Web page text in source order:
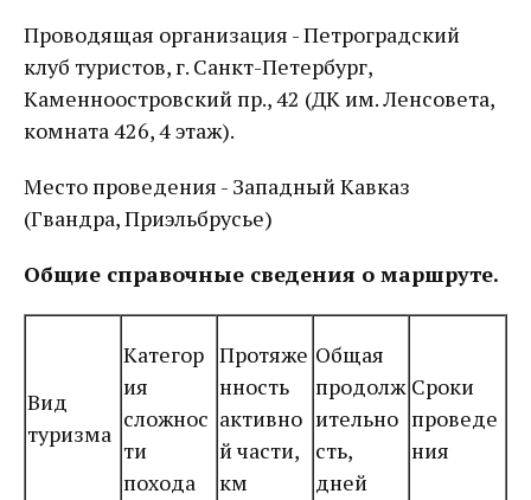
Проводящая организация - Петроградский
клуб туристов, г. Санкт-Петербург,
Каменноостровский пр., 42 (ДК им. Ленсовета,
комната 426, 4 этаж).
Место проведения - Западный Кавказ
(Гвандра, Приэльбрусье)
Общие справочные сведения о маршруте.
Вид
туризма
Категор
ия
сложнос
ти
похода
Протяже
нность
активно
й части,
км
Общая
продолж
ительно
сть,
дней
Сроки
проведе
ния